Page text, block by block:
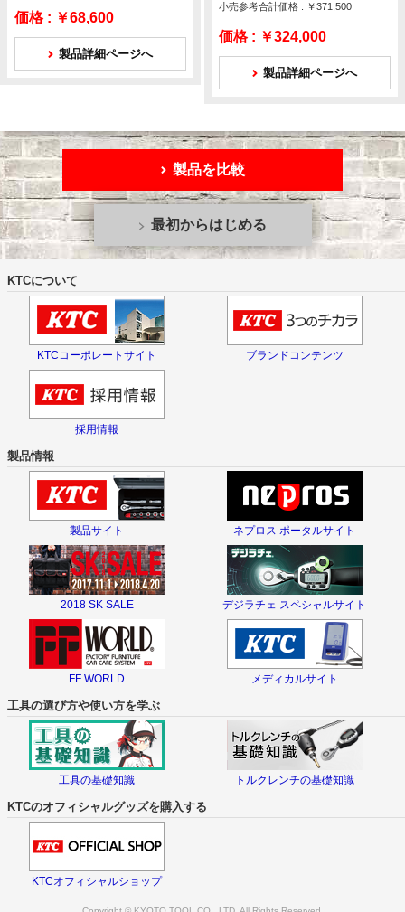
価格 : ￥68,600
製品詳細ページへ
小売参考合計価格 : ￥371,500
価格 : ￥324,000
製品詳細ページへ
製品を比較
最初からはじめる
KTCについて
KTCコーポレートサイト ブランドコンテンツ
採用情報
製品情報
製品サイト ネプロス ポータルサイト
2018 SK SALE デジラチェ スペシャルサイト
FF WORLD メディカルサイト
工具の選び方や使い方を学ぶ
工具の基礎知識 トルクレンチの基礎知識
KTCのオフィシャルグッズを購入する
KTCオフィシャルショップ